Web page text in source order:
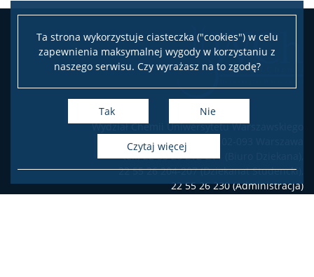
Ta strona wykorzystuje ciasteczka ("cookies") w celu
zapewnienia maksymalnej wygody w korzystaniu z
naszego serwisu. Czy wyrażasz na to zgodę?
Tak Nie
czytaj więcej
Wydział Chemii Uniwersytetu Warszawskiego
ul. Pasteura 1, 02-093 Warszawa
tel.: 22 55 26 212-211 (Biuro Dziekana),
22 55 26 204-207 (Dziekanat Studencki),
22 55 26 230 (Administracja)